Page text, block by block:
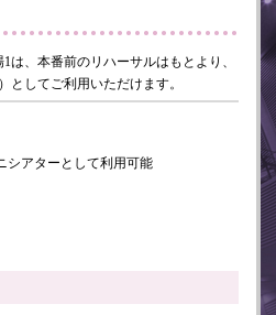
は、本番前のリハーサルはもとより、
としてご利用いただけます。
シアターとして利用可能